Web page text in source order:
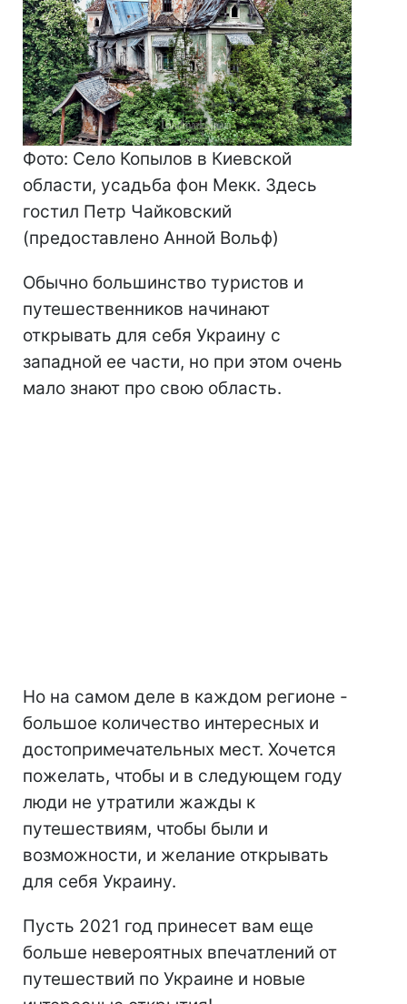
Фото: Село Копылов в Киевской
области, усадьба фон Мекк. Здесь
гостил Петр Чайковский
(предоставлено Анной Вольф)
Обычно большинство туристов и
путешественников начинают
открывать для себя Украину с
западной ее части, но при этом очень
мало знают про свою область.
Но на самом деле в каждом регионе -
большое количество интересных и
достопримечательных мест. Хочется
пожелать, чтобы и в следующем году
люди не утратили жажды к
путешествиям, чтобы были и
возможности, и желание открывать
для себя Украину.
Пусть 2021 год принесет вам еще
больше невероятных впечатлений от
путешествий по Украине и новые